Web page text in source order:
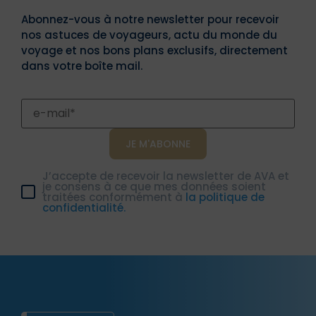
voyage longue durée.
Chez AVA, nous proposons des formules
d’assurance santé pensées pour les expatriés
temporaires et les aventuriers en quête de
médicaux à l’étranger, les urgences hospitalières,
le rapatriement, la responsabilité civile, et bien
plus encore, où que vous soyez : en Asie, en
Amérique, en Océanie ou en Europe.
Choisissez une assurance voyage complète,
fiable et reconnue, pour voyager, vivre et
travailler à l’étranger en toute sérénité.
visualiser les différences entre les contrats.
expert de l’assurance voyage.
Abonnez-vous à notre newsletter pour recevoir
nos astuces de voyageurs, actu du monde du
voyage et nos bons plans exclusifs, directement
dans votre boîte mail.
J’accepte de recevoir la newsletter de AVA et
je consens à ce que mes données soient
traitées conformément à la politique de
confidentialité.